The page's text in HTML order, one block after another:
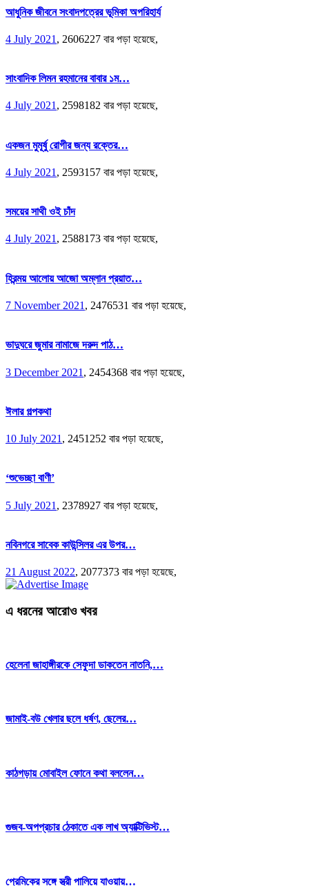
আধুনিক জীবনে সংবাদপত্রের ভূমিকা অপরিহার্য
4 July 2021 , 2606227 বার পড়া হয়েছে,
সাংবাদিক লিমন রহমানের বাবার ১ম…
4 July 2021, 2598182 বার পড়া হয়েছে,
একজন মুমূর্ষু রোগীর জন্য রক্তের…
4 July 2021 , 2593157 বার পড়া হয়েছে,
সময়ের সাথী ওই চাঁদ
4 July 2021, 2588173 বার পড়া হয়েছে,
হিরন্ময় আলোয় আজো অম্লান প্রয়াত…
7 November 2021 , 2476531 বার পড়া হয়েছে,
ভাদুঘরে জুমার নামাজে দরুদ পাঠ…
3 December 2021 , 2454368 বার পড়া হয়েছে,
ঈলার গল্পকথা
10 July 2021 , 2451252 বার পড়া হয়েছে,
‘শুভেচ্ছা বাণী’
5 July 2021 , 2378927 বার পড়া হয়েছে,
নবিনগরে সাবেক কাউন্সিলর এর উপর…
21 August 2022, 2077373 বার পড়া হয়েছে,
এ ধরনের আরোও খবর
হেলেনা জাহাঙ্গীরকে সেফুদা ডাকতেন নাতনি,…
জামাই-বউ খেলার ছলে ধর্ষণ, ছেলের…
কাঠগড়ায় মোবাইল ফোনে কথা বললেন…
গুজব-অপপ্রচার ঠেকাতে এক লাখ অ্যাক্টিভিস্ট…
প্রেমিকের সঙ্গে স্ত্রী পালিয়ে যাওয়ায়…